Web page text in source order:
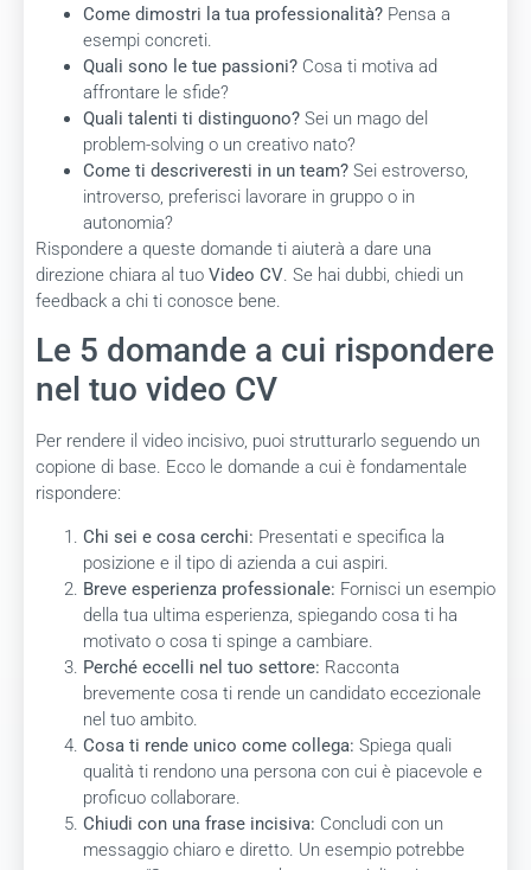
Come dimostri la tua professionalità? Pensa a
esempi concreti.
Quali sono le tue passioni? Cosa ti motiva ad
affrontare le sfide?
Quali talenti ti distinguono? Sei un mago del
problem-solving o un creativo nato?
Come ti descriveresti in un team? Sei estroverso,
introverso, preferisci lavorare in gruppo o in
autonomia?
Rispondere a queste domande ti aiuterà a dare una
direzione chiara al tuo Video CV. Se hai dubbi, chiedi un
feedback a chi ti conosce bene.
Le 5 domande a cui rispondere
nel tuo video CV
Per rendere il video incisivo, puoi strutturarlo seguendo un
copione di base. Ecco le domande a cui è fondamentale
rispondere:
Chi sei e cosa cerchi: Presentati e specifica la
posizione e il tipo di azienda a cui aspiri.
Breve esperienza professionale: Fornisci un esempio
della tua ultima esperienza, spiegando cosa ti ha
motivato o cosa ti spinge a cambiare.
Perché eccelli nel tuo settore: Racconta
brevemente cosa ti rende un candidato eccezionale
nel tuo ambito.
Cosa ti rende unico come collega: Spiega quali
qualità ti rendono una persona con cui è piacevole e
proficuo collaborare.
Chiudi con una frase incisiva: Concludi con un
messaggio chiaro e diretto. Un esempio potrebbe